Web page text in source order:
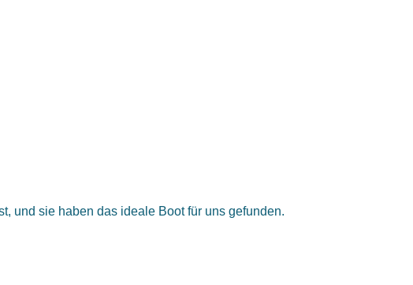
und sie haben das ideale Boot für uns gefunden.